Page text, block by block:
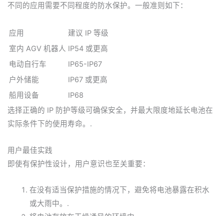
不同的应用需要不同程度的防水保护。一般准则如下：
应用
建议 IP 等级
室内 AGV 机器人 IP54 或更高
电动自行车
IP65-IP67
户外储能
IP67 或更高
船用设备
IP68
选择正确的 IP 防护等级可确保安全，并最大限度地延长电池在
实际条件下的使用寿命。.
用户最佳实践
即使有保护性设计，用户意识也至关重要：
在没有适当保护措施的情况下，避免将电池暴露在积水
或大雨中。.